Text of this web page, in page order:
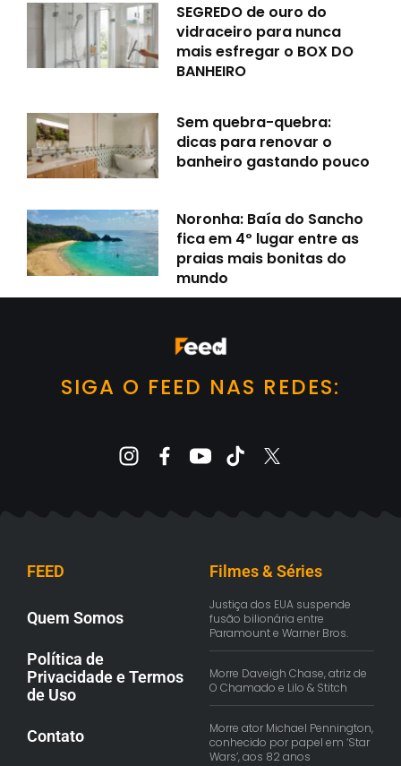
SEGREDO de ouro do
vidraceiro para nunca
mais esfregar o BOX DO
BANHEIRO
Sem quebra-quebra:
dicas para renovar o
banheiro gastando pouco
Noronha: Baía do Sancho
fica em 4º lugar entre as
praias mais bonitas do
mundo
SIGA O FEED NAS REDES:
FEED
Quem Somos
Política de
Privacidade e Termos
de Uso
Contato
Filmes & Séries
Justiça dos EUA suspende
fusão bilionária entre
Paramount e Warner Bros.
Morre Daveigh Chase, atriz de
O Chamado e Lilo & Stitch
Morre ator Michael Pennington,
conhecido por papel em ‘Star
Wars’, aos 82 anos